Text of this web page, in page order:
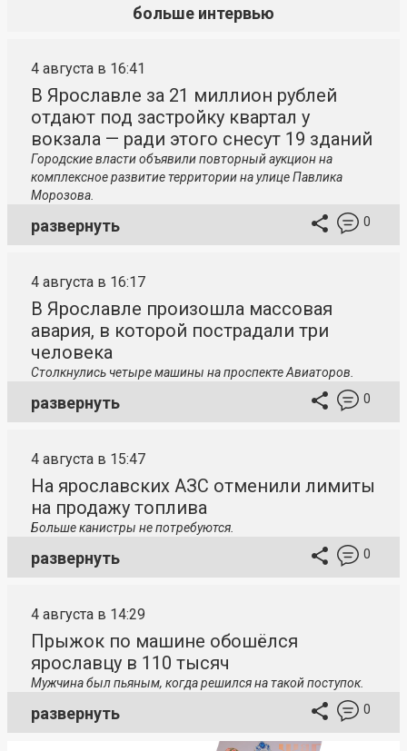
больше интервью
4 августа в 16:41
В Ярославле за 21 миллион рублей
отдают под застройку квартал у
вокзала — ради этого снесут 19 зданий
Городские власти объявили повторный аукцион на
комплексное развитие территории на улице Павлика
Морозова.
развернуть 0
4 августа в 16:17
В Ярославле произошла массовая
авария, в которой пострадали три
человека
Столкнулись четыре машины на проспекте Авиаторов.
развернуть 0
4 августа в 15:47
На ярославских АЗС отменили лимиты
на продажу топлива
Больше канистры не потребуются.
развернуть 0
4 августа в 14:29
Прыжок по машине обошёлся
ярославцу в 110 тысяч
Мужчина был пьяным, когда решился на такой поступок.
развернуть 0